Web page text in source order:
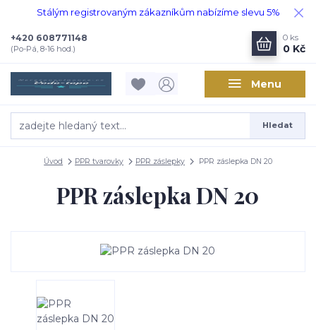
Stálým registrovaným zákazníkům nabízíme slevu 5%
Menu
Hledat
+420 608771148
(Po-Pá, 8-16 hod.)
0 ks
0 Kč
Úvod PPR tvarovky PPR záslepky PPR záslepka DN 20
PPR záslepka DN 20